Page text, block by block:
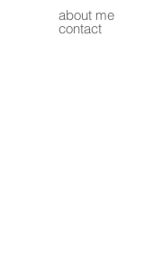
about me
contact